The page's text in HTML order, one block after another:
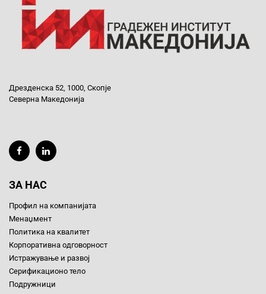
Дрезденска 52, 1000, Скопје
Северна Македонија
ЗА НАС
Профил на компанијата
Менаџмент
Политика на квалитет
Корпоративна одговорност
Истражување и развој
Серификационо тело
Подружници